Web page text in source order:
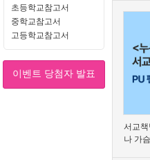
초등학교참고서
중학교참고서
고등학교참고서
이벤트 당첨자 발표
서교
나 가